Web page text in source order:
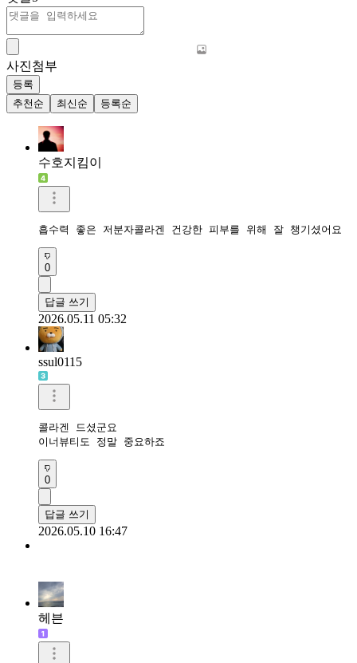
사진첨부
등록
추천순
최신순 등록순
수호지킴이
흡수력 좋은 저분자콜라겐 건강한 피부를 위해 잘 챙기셨어요
0
답글 쓰기
2026.05.11 05:32
ssul0115
콜라겐 드셨군요
이너뷰티도 정말 중요하죠
0
답글 쓰기
2026.05.10 16:47
헤븐